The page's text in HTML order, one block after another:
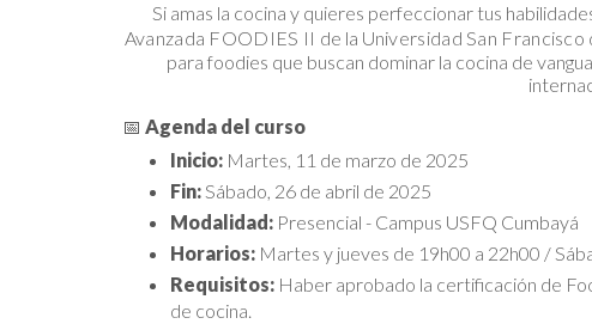
Si amas la cocina y quieres perfeccionar tus
Avanzada FOODIES II de la Universidad San Francisco
para foodies que buscan dominar la cocina de
📅 Agenda del curso
Inicio: Martes, 11 de marzo de 2025
Fin:Sábado, 26 de abril de 2025
Modalidad: Presencial - Campus USFQ Cumbayá
Horarios: Martes y jueves de 19h00 a 22h00 /
Requisitos: Haber aprobado la certificación de
de cocina.